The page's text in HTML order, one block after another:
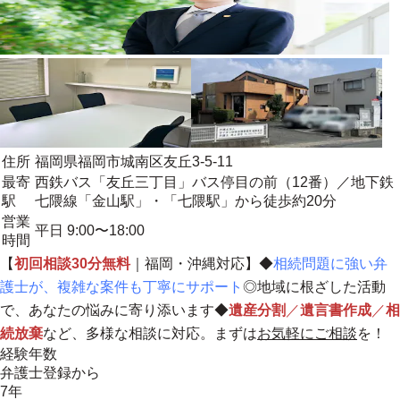
住所 福岡県福岡市城南区友丘3-5-11
最寄
駅
西鉄バス「友丘三丁目」バス停目の前（12番）／地下鉄
七隈線「金山駅」・「七隈駅」から徒歩約20分
営業
時間
平日 9:00〜18:00
【初回相談30分無料｜福岡・沖縄対応】◆相続問題に強い弁
護士が、複雑な案件も丁寧にサポート ◎地域に根ざした活動
で、あなたの悩みに寄り添います◆遺産分割 ／遺言書作成 ／相
続放棄など、多様な相談に対応。まずはお気軽にご相談を！
経験年数
弁護士登録から
7年